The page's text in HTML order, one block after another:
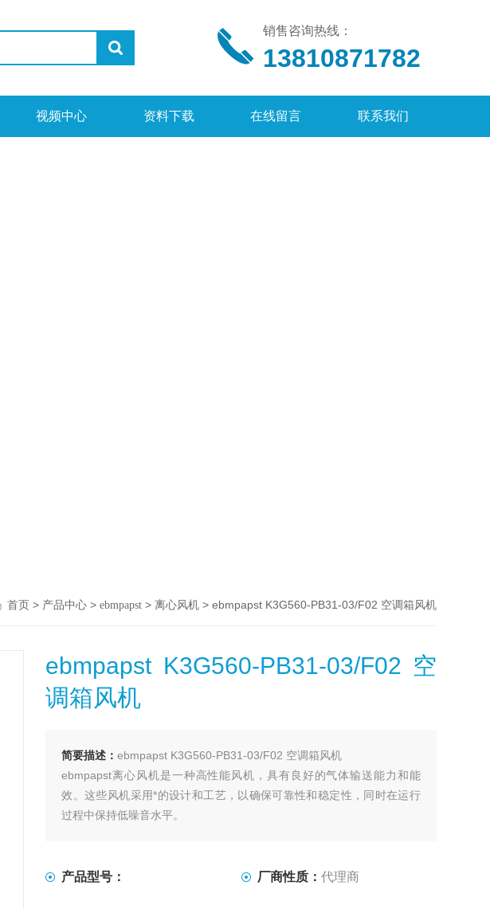
销售咨询热线：
13810871782
视频中心 资料下载 在线留言 联系我们
首页> 产品中心> ebmpapst> 离心风机> ebmpapst K3G560-PB31-03/F02 空调箱风机
ebmpapst K3G560-PB31-03/F02 空
调箱风机
简要描述：ebmpapst K3G560-PB31-03/F02 空调箱风机
ebmpapst离心风机是一种高性能风机，具有良好的气体输送能力和能
效。这些风机采用*的设计和工艺，以确保可靠性和稳定性，同时在运行
过程中保持低噪音水平。
产品型号： 厂商性质： 代理商